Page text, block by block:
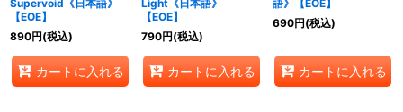
Supervoid《日本語》
【EOE】
890円(税込)
カートに入れる
Light《日本語》
【EOE】
790円(税込)
カートに入れる
語》【EOE】
690円(税込)
カートに入れる